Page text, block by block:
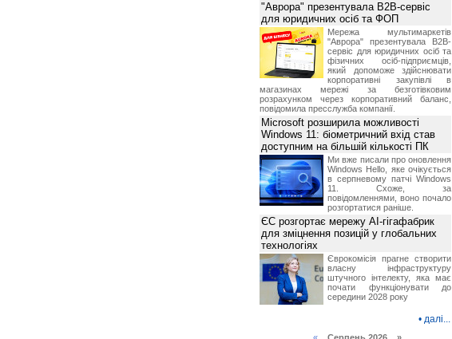
"Аврора" презентувала B2B-сервіс
для юридичних осіб та ФОП
Мережа мультимаркетів
"Аврора" презентувала B2B-
сервіс для юридичних осіб та
фізичних осіб-підприємців,
який допоможе здійснювати
корпоративні закупівлі в
магазинах мережі за безготівковим
розрахунком через корпоративний баланс,
повідомила пресслужба компанії.
Microsoft розширила можливості
Windows 11: біометричний вхід став
доступним на більшій кількості ПК
Ми вже писали про оновлення
Windows Hello, яке очікується
в серпневому патчі Windows
11. Схоже, за
повідомленнями, воно почало
розгортатися раніше.
ЄС розгортає мережу AI-гігафабрик
для зміцнення позицій у глобальних
технологіях
Єврокомісія прагне створити
власну інфраструктуру
штучного інтелекту, яка має
почати функціонувати до
середини 2028 року
• далі...